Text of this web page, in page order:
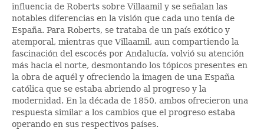
influencia de Roberts sobre Villaamil y se señalan las
notables diferencias en la visión que cada uno tenía de
España. Para Roberts, se trataba de un país exótico y
atemporal, mientras que Villaamil, aun compartiendo la
fascinación del escocés por Andalucía, volvió su atención
más hacia el norte, desmontando los tópicos presentes en
la obra de aquél y ofreciendo la imagen de una España
católica que se estaba abriendo al progreso y la
modernidad. En la década de 1850, ambos ofrecieron una
respuesta similar a los cambios que el progreso estaba
operando en sus respectivos países.